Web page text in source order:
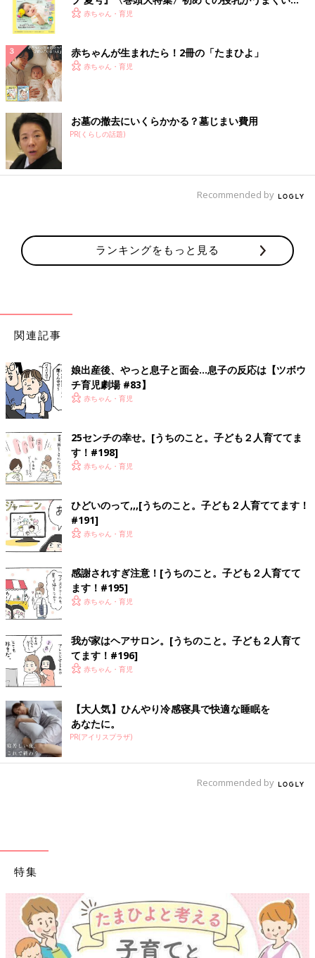
く！ おっぱい・ミルクの基本と夏のトラブル 解決テ
赤ちゃん・育児
赤ちゃんが生まれたら！2冊の「たまひよ」
赤ちゃん・育児
お墓の撤去にいくらかかる？墓じまい費用
PR(くらしの話題)
Recommended by
ランキングをもっと見る
関連記事
娘出産後、やっと息子と面会…息子の反応は【ツボウ
チ育児劇場 #83】
赤ちゃん・育児
25センチの幸せ。[うちのこと。子ども２人育ててま
す！#198]
赤ちゃん・育児
ひどいのって,,,[うちのこと。子ども２人育ててます！
#191]
赤ちゃん・育児
感謝されすぎ注意！[うちのこと。子ども２人育てて
ます！#195]
赤ちゃん・育児
我が家はヘアサロン。[うちのこと。子ども２人育て
てます！#196]
赤ちゃん・育児
【大人気】ひんやり冷感寝具で快適な睡眠を
あなたに。
PR(アイリスプラザ)
Recommended by
特集